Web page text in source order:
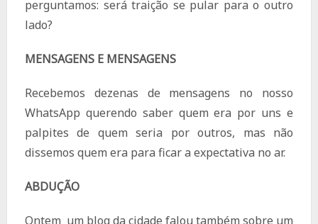
perguntamos: será traição se pular para o outro
lado?
MENSAGENS E MENSAGENS
Recebemos dezenas de mensagens no nosso
WhatsApp querendo saber quem era por uns e
palpites de quem seria por outros, mas não
dissemos quem era para ficar a expectativa no ar.
ABDUÇÃO
Ontem um blog da cidade falou também sobre um